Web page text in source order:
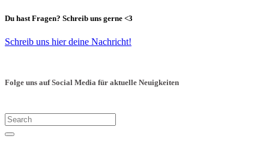
Du hast Fragen? Schreib uns gerne <3
Schreib uns hier deine Nachricht!
Folge uns auf Social Media für aktuelle Neuigkeiten